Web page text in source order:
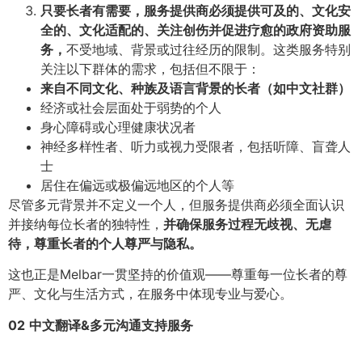
只要长者有需要，服务提供商必须提供可及的、文化安
全的、文化适配的、关注创伤并促进疗愈的政府资助服
务， 不受地域、背景或过往经历的限制。这类服务特别
关注以下群体的需求，包括但不限于：
来自不同文化、种族及语言背景的长者（如中文社群）
经济或社会层面处于弱势的个人
身心障碍或心理健康状况者
神经多样性者、听力或视力受限者，包括听障、盲聋人
士
居住在偏远或极偏远地区的个人等
尽管多元背景并不定义一个人，但服务提供商必须全面认识
并接纳每位长者的独特性， 并确保服务过程无歧视、无虐
待，尊重长者的个人尊严与隐私。
这也正是Melbar一贯坚持的价值观——尊重每一位长者的尊
严、文化与生活方式，在服务中体现专业与爱心。
02 中文翻译&多元沟通支持服务